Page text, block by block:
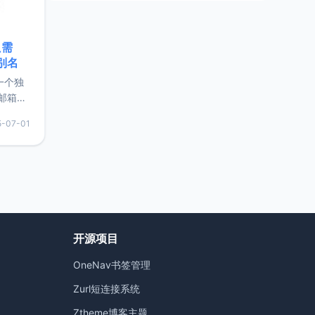
名
个独
箱等
较有
惠的
07-01
开源项目
OneNav书签管理
Zurl短连接系统
Ztheme博客主题